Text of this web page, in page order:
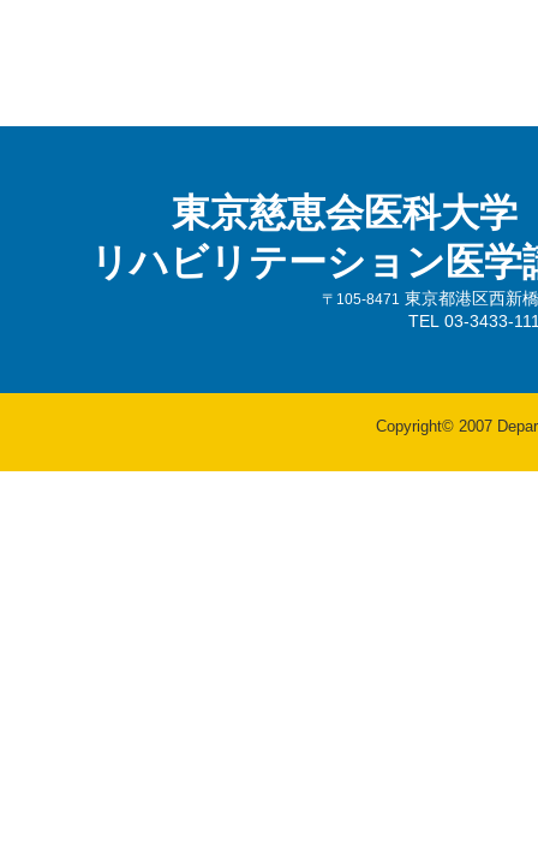
東京慈恵会医科大学
リハビリテーション医学
〒105-8471
東京都港区西新
TEL 03-3433-
Copyright© 2007